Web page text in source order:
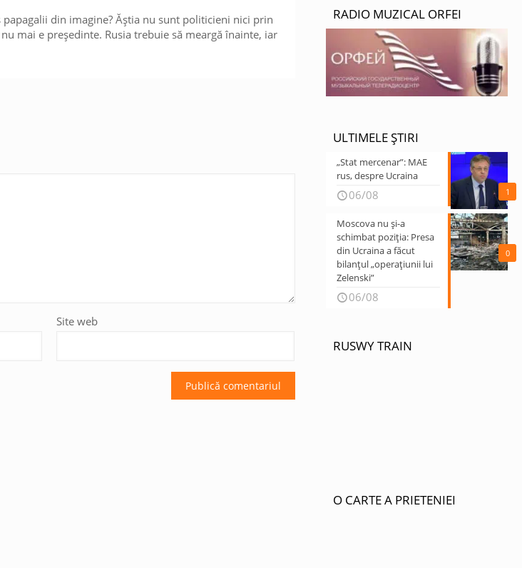
din imagine? Ăștia nu sunt politicieni nici prin
mai e președinte. Rusia trebuie să meargă înainte, iar
Site web
RADIO MUZICAL ORFEI
ULTIMELE ȘTIRI
1
„Stat mercenar”: MAE
rus, despre Ucraina
06/08
0
Moscova nu și-a
schimbat poziția: Presa
din Ucraina a făcut
bilanțul „operațiunii lui
Zelenski”
06/08
RUSWY TRAIN
O CARTE A PRIETENIEI